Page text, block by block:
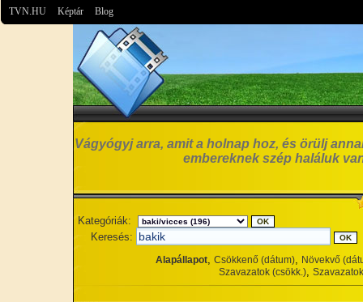
TVN.HU Képtár Blog
Vágyógyj arra, amit a holnap hoz, és örülj
embereknek szép haláluk
Kategóriák:
Keresés:
Alapállapot, Csökkenő (dátum), Növekvő
Szavazatok (csökk.),